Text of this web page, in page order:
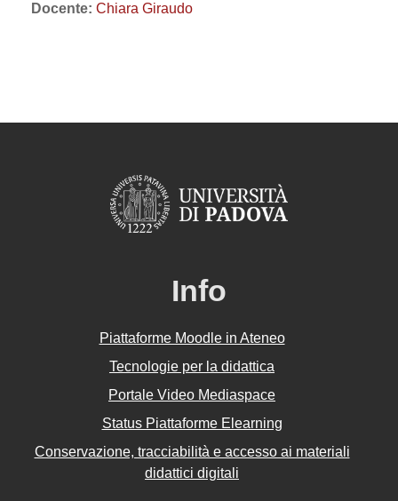
Docente: Chiara Giraudo
Info
Piattaforme Moodle in Ateneo
Tecnologie per la didattica
Portale Video Mediaspace
Status Piattaforme Elearning
Conservazione, tracciabilità e accesso ai materiali
didattici digitali